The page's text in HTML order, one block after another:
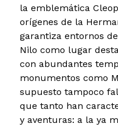
la emblemática
orígenes de la
garantiza entornos
Nilo como lugar
con abundantes
monumentos como
supuesto tampoco
que tanto han
y aventuras: a la ya